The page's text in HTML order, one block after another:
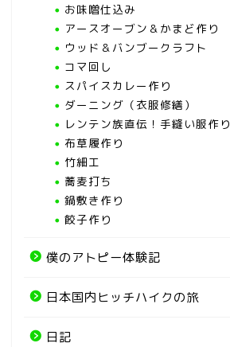
お味噌仕込み
アースオーブン＆かまど作り
ウッド＆バンブークラフト
コマ回し
スパイスカレー作り
ダーニング（衣服修繕）
レンテン族直伝！手縫い服作り
布草履作り
竹細工
蕎麦打ち
鍋敷き作り
餃子作り
僕のアトピー体験記
日本国内ヒッチハイクの旅
日記